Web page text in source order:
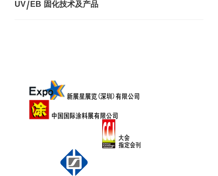
UV/EB 固化技术及产品